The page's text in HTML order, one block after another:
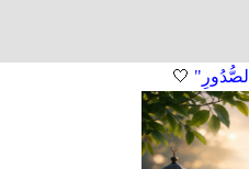
🤍